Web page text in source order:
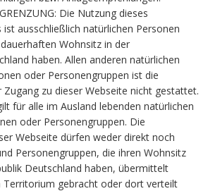
Die Nutzung dieses
ausschließlich natürlichen Personen
Wohnsitz in der
haben. Allen anderen natürlichen
oder Personengruppen ist die
zu dieser Webseite nicht gestattet.
für alle im Ausland lebenden natürlichen
oder Personengruppen. Die
Webseite dürfen weder direkt noch
Personengruppen, die ihren Wohnsitz
Deutschland haben, übermittelt
Territorium gebracht oder dort verteilt